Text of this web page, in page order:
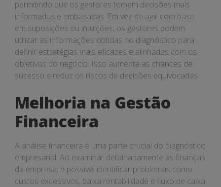
permitindo que os gestores tomem decisões mais
informadas e embasadas. Em vez de agir com base
em suposições ou intuições, os gestores podem
utilizar as informações obtidas no diagnóstico para
definir estratégias mais eficazes e alinhadas com os
objetivos do negócio. Isso aumenta as chances de
sucesso e reduz os riscos de decisões equivocadas.
Melhoria na Gestão
Financeira
A análise financeira é uma parte crucial do diagnóstico
empresarial. Ao examinar detalhadamente as finanças
da empresa, é possível identificar problemas como
custos excessivos, baixa rentabilidade e fluxo de caixa